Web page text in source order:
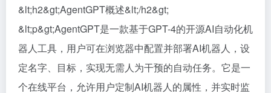
&lt;h2&gt;AgentGPT概述&lt;/h2&gt;
&lt;p&gt;AgentGPT是一款基于GPT-4的开源AI自动化机
器人工具，用户可在浏览器中配置并部署AI机器人，设
定名字、目标，实现无需人为干预的自动任务。它是一
个在线平台，允许用户定制AI机器人的属性，并实时监